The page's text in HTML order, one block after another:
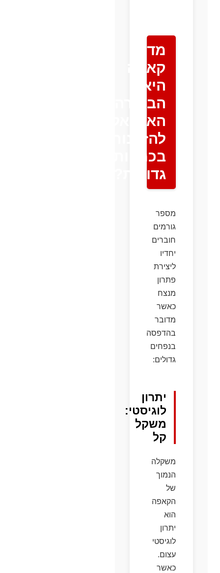
מדוע
קאפה
היא
הבחירה
האידיאלית
להזמנות
בכמויות
גדולות?
מספר
גורמים
חוברים
יחדיו
ליצירת
פתרון
מנצח
כאשר
מדובר
בהדפסה
בנפחים
גדולים:
יתרון
לוגיסטי:
משקל
קל
משקלה
הנמוך
של
הקאפה
הוא
יתרון
לוגיסטי
עצום.
כאשר